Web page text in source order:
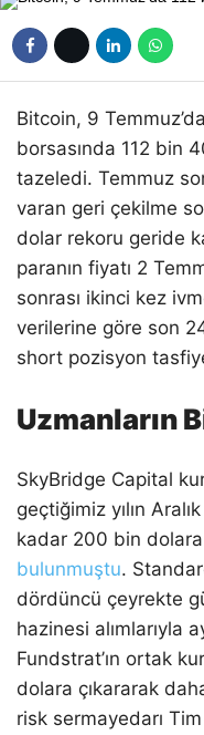
Bitcoin, 9
borsasında 112 bin
tazeledi. Temmuz
varan geri çekilme
dolar rekoru geride
paranın fiyatı 2
sonrası ikinci kez
verilerine göre son
short pozisyon
Uzmanların
SkyBridge Capital
geçtiğimiz yılın
kadar 200 bin
bulunmuştu.
dördüncü çeyrekte
hazinesi alımlarıyla
Fundstrat’ın ortak
dolara çıkararak
risk sermayedarı